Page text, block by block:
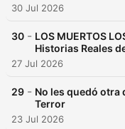
30 Jul 2026
30 - LOS MUERTOS
Historias Reales
27 Jul 2026
29 - No les quedó otra
Terror
23 Jul 2026